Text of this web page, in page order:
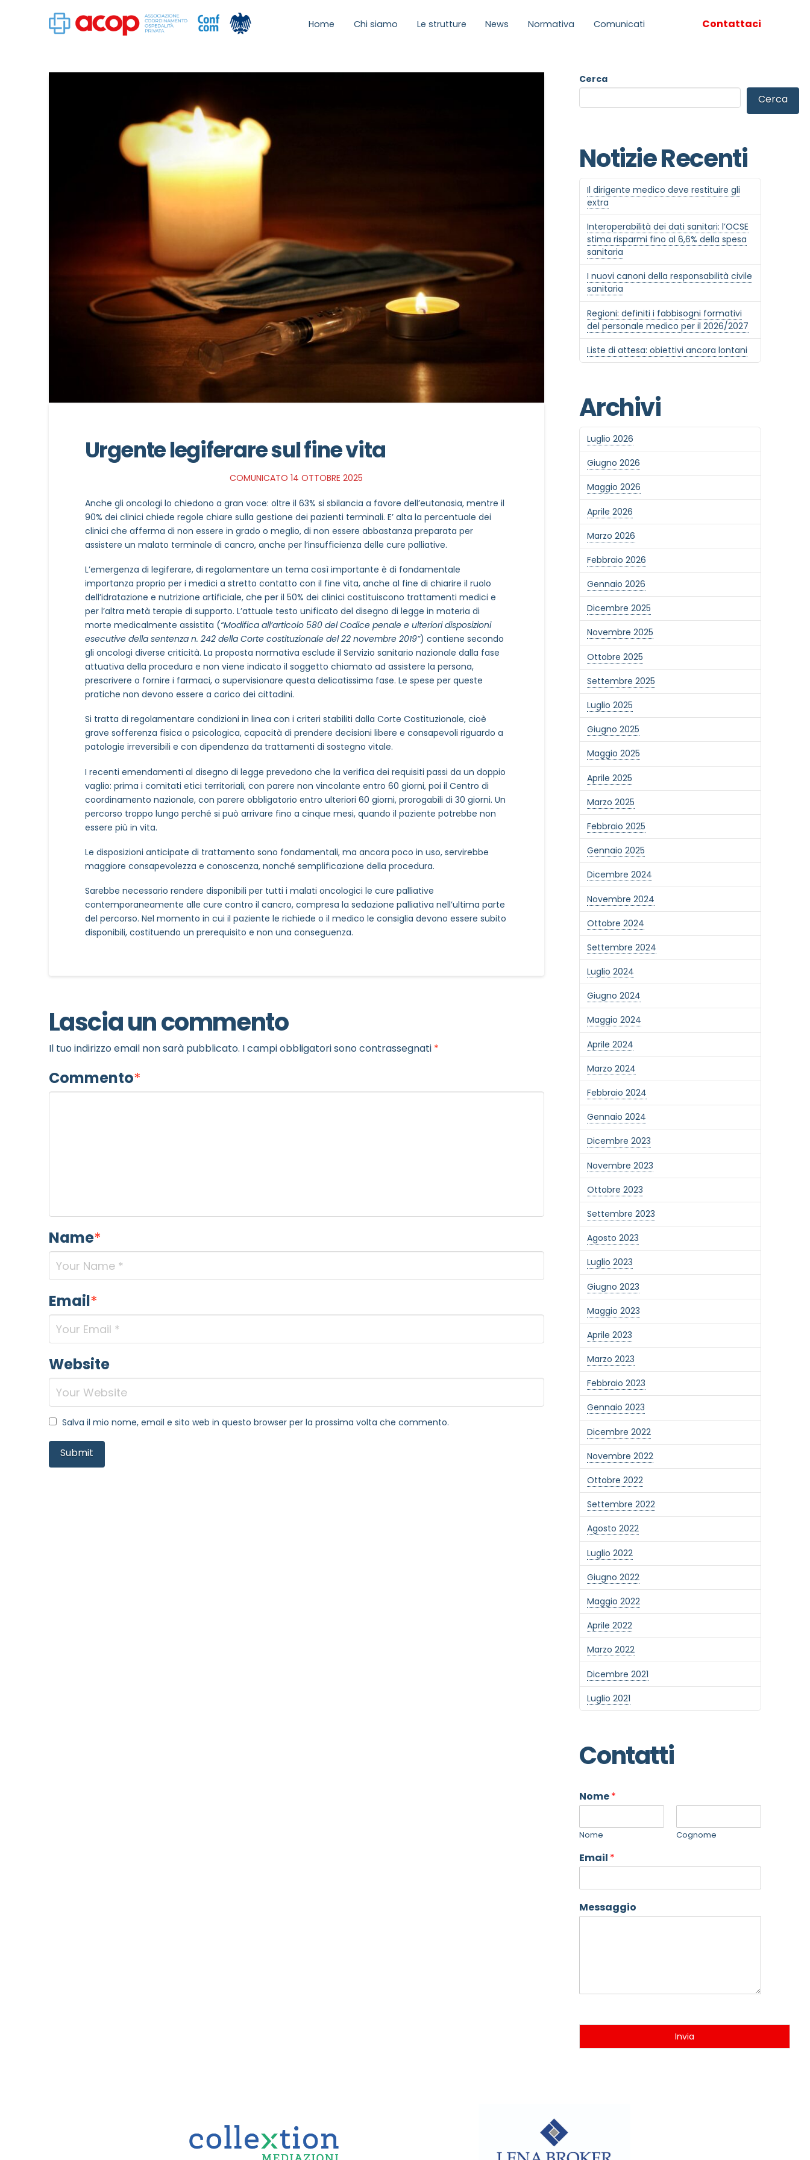
Home Chi siamo Le strutture News Normativa Comunicati Contattaci
Urgente legiferare sul fine vita
COMUNICATO 14 OTTOBRE 2025
Anche gli oncologi lo chiedono a gran voce: oltre il 63% si sbilancia a favore dell’eutanasia, mentre il
90% dei clinici chiede regole chiare sulla gestione dei pazienti terminali. E’ alta la percentuale dei
clinici che afferma di non essere in grado o meglio, di non essere abbastanza preparata per
assistere un malato terminale di cancro, anche per l’insufficienza delle cure palliative.
L’emergenza di legiferare, di regolamentare un tema così importante è di fondamentale
importanza proprio per i medici a stretto contatto con il fine vita, anche al fine di chiarire il ruolo
dell’idratazione e nutrizione artificiale, che per il 50% dei clinici costituiscono trattamenti medici e
per l’altra metà terapie di supporto. L’attuale testo unificato del disegno di legge in materia di
morte medicalmente assistita (“Modifica all’articolo 580 del Codice penale e ulteriori disposizioni
esecutive della sentenza n. 242 della Corte costituzionale del 22 novembre 2019”) contiene secondo
gli oncologi diverse criticità. La proposta normativa esclude il Servizio sanitario nazionale dalla fase
attuativa della procedura e non viene indicato il soggetto chiamato ad assistere la persona,
prescrivere o fornire i farmaci, o supervisionare questa delicatissima fase. Le spese per queste
pratiche non devono essere a carico dei cittadini.
Si tratta di regolamentare condizioni in linea con i criteri stabiliti dalla Corte Costituzionale, cioè
grave sofferenza fisica o psicologica, capacità di prendere decisioni libere e consapevoli riguardo a
patologie irreversibili e con dipendenza da trattamenti di sostegno vitale.
I recenti emendamenti al disegno di legge prevedono che la verifica dei requisiti passi da un doppio
vaglio: prima i comitati etici territoriali, con parere non vincolante entro 60 giorni, poi il Centro di
coordinamento nazionale, con parere obbligatorio entro ulteriori 60 giorni, prorogabili di 30 giorni. Un
percorso troppo lungo perché si può arrivare fino a cinque mesi, quando il paziente potrebbe non
essere più in vita.
Le disposizioni anticipate di trattamento sono fondamentali, ma ancora poco in uso, servirebbe
maggiore consapevolezza e conoscenza, nonché semplificazione della procedura.
Sarebbe necessario rendere disponibili per tutti i malati oncologici le cure palliative
contemporaneamente alle cure contro il cancro, compresa la sedazione palliativa nell’ultima parte
del percorso. Nel momento in cui il paziente le richiede o il medico le consiglia devono essere subito
disponibili, costituendo un prerequisito e non una conseguenza.
Lascia un commento
Il tuo indirizzo email non sarà pubblicato. I campi obbligatori sono contrassegnati *
Commento*
Name*
Email*
Website
Salva il mio nome, email e sito web in questo browser per la prossima volta che commento.
Cerca
Cerca
Notizie Recenti
Il dirigente medico deve restituire gli
extra
Interoperabilità dei dati sanitari: l’OCSE
stima risparmi fino al 6,6% della spesa
sanitaria
I nuovi canoni della responsabilità civile
sanitaria
Regioni: definiti i fabbisogni formativi
del personale medico per il 2026/2027
Liste di attesa: obiettivi ancora lontani
Archivi
Luglio 2026
Giugno 2026
Maggio 2026
Aprile 2026
Marzo 2026
Febbraio 2026
Gennaio 2026
Dicembre 2025
Novembre 2025
Ottobre 2025
Settembre 2025
Luglio 2025
Giugno 2025
Maggio 2025
Aprile 2025
Marzo 2025
Febbraio 2025
Gennaio 2025
Dicembre 2024
Novembre 2024
Ottobre 2024
Settembre 2024
Luglio 2024
Giugno 2024
Maggio 2024
Aprile 2024
Marzo 2024
Febbraio 2024
Gennaio 2024
Dicembre 2023
Novembre 2023
Ottobre 2023
Settembre 2023
Agosto 2023
Luglio 2023
Giugno 2023
Maggio 2023
Aprile 2023
Marzo 2023
Febbraio 2023
Gennaio 2023
Dicembre 2022
Novembre 2022
Ottobre 2022
Settembre 2022
Agosto 2022
Luglio 2022
Giugno 2022
Maggio 2022
Aprile 2022
Marzo 2022
Dicembre 2021
Luglio 2021
Contatti
Nome*
Nome Cognome
Email *
Messaggio
Invia
NOME STRUTTURA
Newsletter
Desidero rimanere aggiornato sulle ultime novità dell'Associazione tramite l'iscrizione alla newsletter